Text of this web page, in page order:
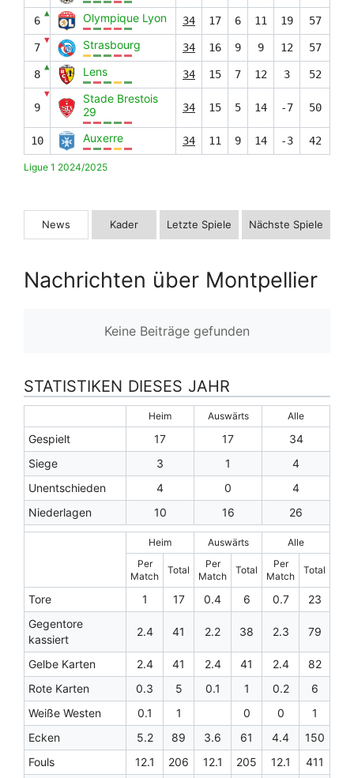
6
▲ Olympique Lyon 34 17 6 11 19 57
7
▼ Strasbourg 34 16 9 9 12 57
8
▲ Lens 34 15 7 12 3 52
9
▼
Stade Brestois
29
34 15 5 14 -7 50
10 Auxerre 34 11 9 14 -3 42
Ligue 1 2024/2025
News Kader Letzte Spiele Nächste Spiele
Nachrichten über Montpellier
Keine Beiträge gefunden
STATISTIKEN DIESES JAHR
Heim Auswärts Alle
Gespielt 17 17
34
Siege
3 1
4
Unentschieden
4 0
4
Niederlagen
10 16 26
Heim Auswärts
Alle
Per
Match
Total
Per
Match
Total
Per
Match
Total
Tore 1 17 0.4 6 0.7
23
Gegentore
kassiert
2.4 41 2.2 38 2.3 79
Gelbe Karten 2.4 41 2.4 41 2.4
82
Rote Karten
0.3 5 0.1 1 0.2
6
Weiße Westen
0.1 1 0 0
1
Ecken
5.2 89 3.6 61 4.4
150
Fouls
12.1 206 12.1 205 12.1
411